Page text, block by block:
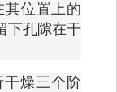
其位置上的
下孔隙在干
燥三个阶